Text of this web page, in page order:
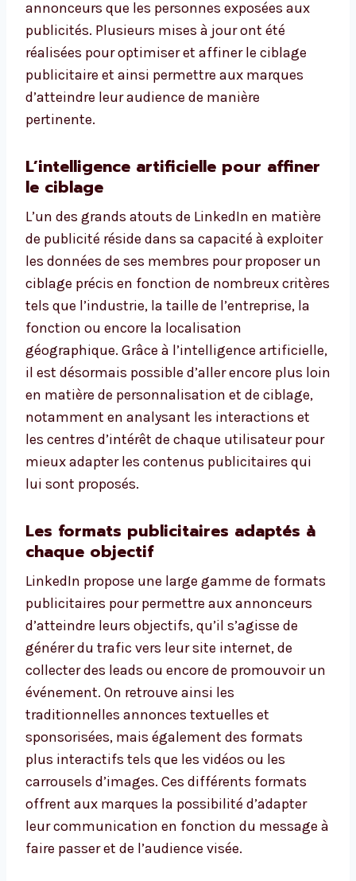
annonceurs que les personnes exposées aux
publicités. Plusieurs mises à jour ont été
réalisées pour optimiser et affiner le ciblage
publicitaire et ainsi permettre aux marques
d’atteindre leur audience de manière
pertinente.
L’intelligence artificielle pour affiner
le ciblage
L’un des grands atouts de LinkedIn en matière
de publicité réside dans sa capacité à exploiter
les données de ses membres pour proposer un
ciblage précis en fonction de nombreux critères
tels que l’industrie, la taille de l’entreprise, la
fonction ou encore la localisation
géographique. Grâce à l’intelligence artificielle,
il est désormais possible d’aller encore plus loin
en matière de personnalisation et de ciblage,
notamment en analysant les interactions et
les centres d’intérêt de chaque utilisateur pour
mieux adapter les contenus publicitaires qui
lui sont proposés.
Les formats publicitaires adaptés à
chaque objectif
LinkedIn propose une large gamme de formats
publicitaires pour permettre aux annonceurs
d’atteindre leurs objectifs, qu’il s’agisse de
générer du trafic vers leur site internet, de
collecter des leads ou encore de promouvoir un
événement. On retrouve ainsi les
traditionnelles annonces textuelles et
sponsorisées, mais également des formats
plus interactifs tels que les vidéos ou les
carrousels d’images. Ces différents formats
offrent aux marques la possibilité d’adapter
leur communication en fonction du message à
faire passer et de l’audience visée.